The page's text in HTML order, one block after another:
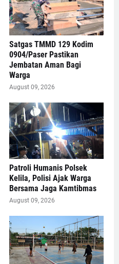
Satgas TMMD 129 Kodim
0904/Paser Pastikan
Jembatan Aman Bagi
Warga
August 09, 2026
Patroli Humanis Polsek
Kelila, Polisi Ajak Warga
Bersama Jaga Kamtibmas
August 09, 2026